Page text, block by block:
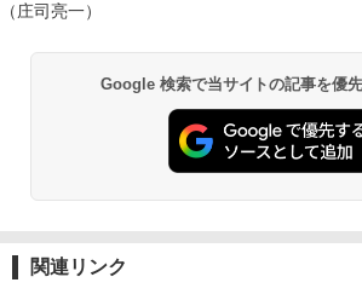
（庄司亮一）
Google 検索で当サイトの記事を優
関連リンク